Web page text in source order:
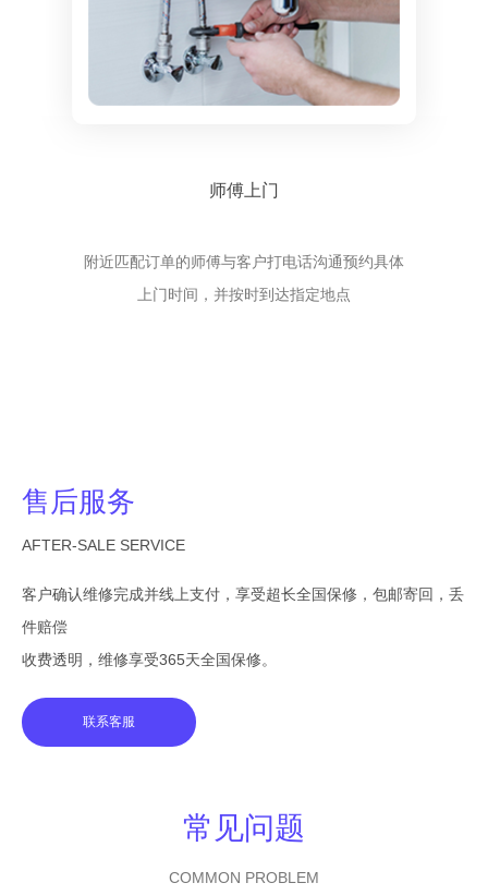
师傅上门
附近匹配订单的师傅与客户打电话沟通预约具体
上门时间，并按时到达指定地点
售后服务
AFTER-SALE SERVICE
客户确认维修完成并线上支付，享受超长全国保修，包邮寄回，丢
件赔偿
收费透明，维修享受365天全国保修。
联系客服
常见问题
COMMON PROBLEM